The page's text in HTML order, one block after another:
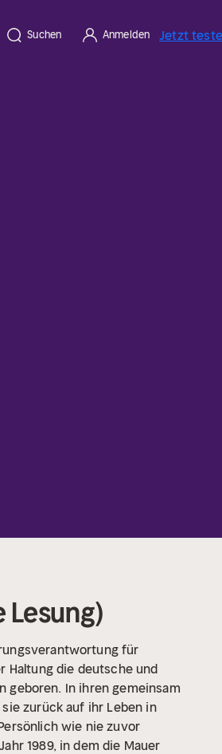
Suchen Anmelden Jetzt
Lesung)
für
Haltung die deutsche und
geboren. In ihren gemeinsam
zurück auf ihr Leben in
wie nie zuvor
1989, in dem die Mauer